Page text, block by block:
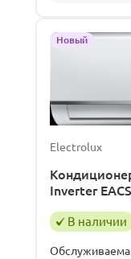
Новый
Electrolux
Inverter
В наличии